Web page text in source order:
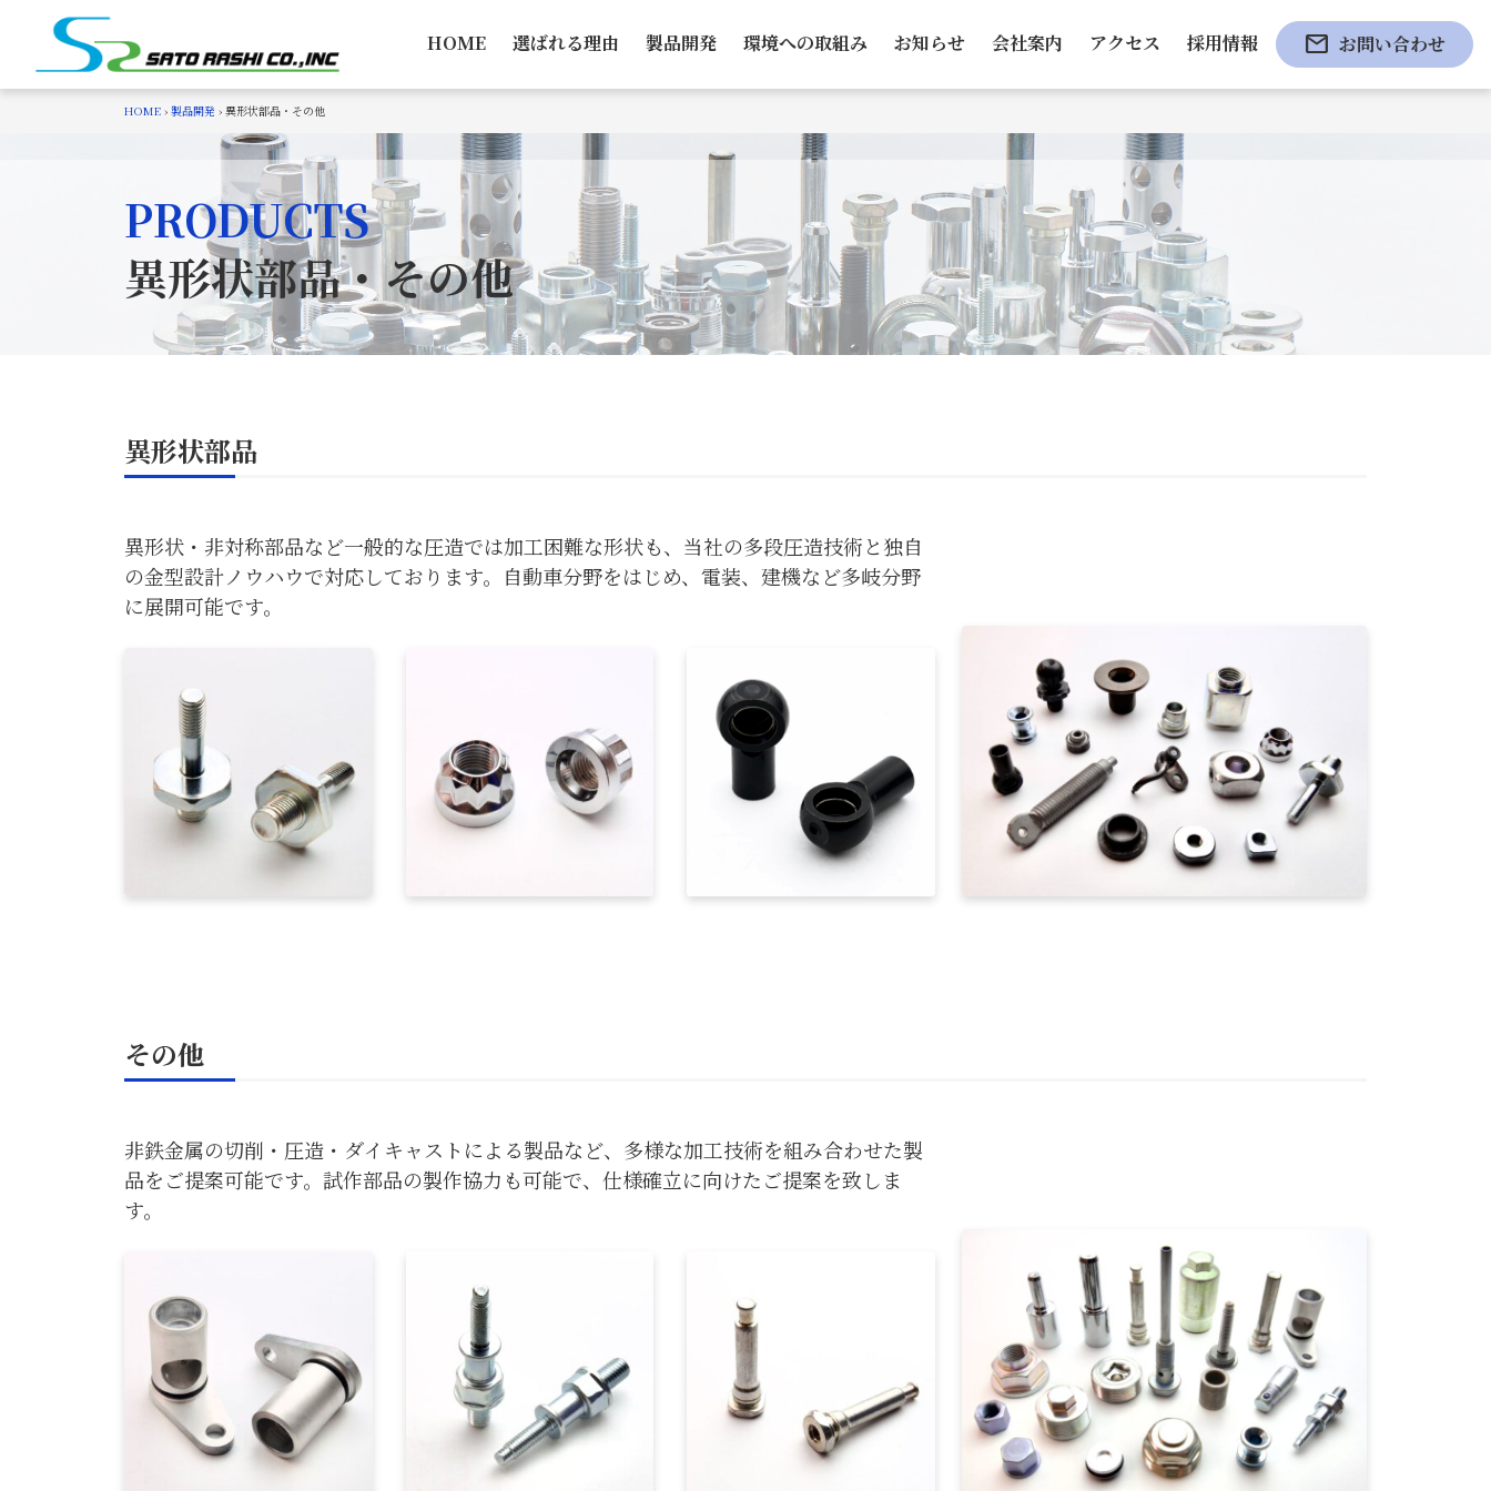
content
HOME 選ばれる理由 製品開発 環境への取組み お知らせ 会社案内 アクセス 採用情報 mail お問い合わせ
HOME › 製品開発 › 異形状部品・その他
PRODUCTS
異形状部品・その他
異形状部品
異形状・非対称部品など一般的な圧造では加工困難な形状も、当社の多段圧造技術と独自
の金型設計ノウハウで対応しております。自動車分野をはじめ、電装、建機など多岐分野
に展開可能です。
その他
非鉄金属の切削・圧造・ダイキャストによる製品など、多様な加工技術を組み合わせた製
品をご提案可能です。試作部品の製作協力も可能で、仕様確立に向けたご提案を致しま
す。